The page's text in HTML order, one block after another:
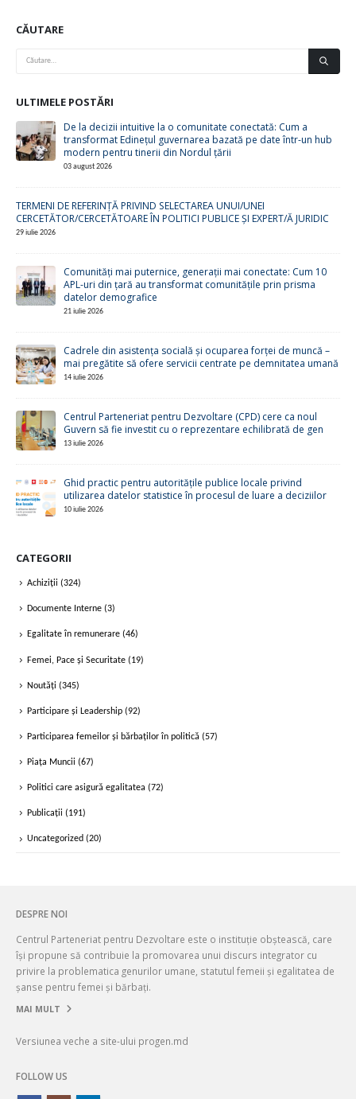
CĂUTARE
ULTIMELE POSTĂRI
De la decizii intuitive la o comunitate conectată: Cum a
transformat Edinețul guvernarea bazată pe date într-un hub
modern pentru tinerii din Nordul țării
03 august 2026
TERMENI DE REFERINȚĂ PRIVIND SELECTAREA UNUI/UNEI
CERCETĂTOR/CERCETĂTOARE ÎN POLITICI PUBLICE ȘI EXPERT/Ă JURIDIC
29 iulie 2026
Comunități mai puternice, generații mai conectate: Cum 10
APL-uri din țară au transformat comunitățile prin prisma
datelor demografice
21 iulie 2026
Cadrele din asistența socială și ocuparea forței de muncă –
mai pregătite să ofere servicii centrate pe demnitatea umană
14 iulie 2026
Centrul Parteneriat pentru Dezvoltare (CPD) cere ca noul
Guvern să fie investit cu o reprezentare echilibrată de gen
13 iulie 2026
Ghid practic pentru autoritățile publice locale privind
utilizarea datelor statistice în procesul de luare a deciziilor
10 iulie 2026
CATEGORII
Achiziții (324)
Documente Interne (3)
Egalitate în remunerare (46)
Femei, Pace și Securitate (19)
Noutăți (345)
Participare și Leadership (92)
Participarea femeilor și bărbaților în politică (57)
Piața Muncii (67)
Politici care asigură egalitatea (72)
Publicații (191)
Uncategorized (20)
DESPRE NOI
Centrul Parteneriat pentru Dezvoltare este o instituție obștească, care
își propune să contribuie la promovarea unui discurs integrator cu
privire la problematica genurilor umane, statutul femeii și egalitatea de
șanse pentru femei și bărbați.
MAI MULT
Versiunea veche a site-ului progen.md
FOLLOW US